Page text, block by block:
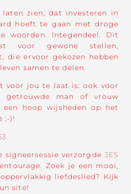
zien, dat investeren in
hoeft te gaan met droge
woorden. Integendeel. Dit
voor gewone stellen,
die ervoor gekozen hebben
samen te delen.
voor jou te laat is: ook voor
getrouwde man of vrouw
hoop wijsheden op het
;-)!
signeersessie verzorgde JES
Zoek je een mooi,
liefdeslied? Kijk
site!